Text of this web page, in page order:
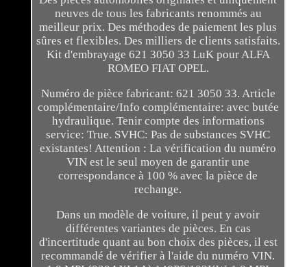
neuves de tous les fabricants renommés au
meilleur prix. Des méthodes de paiement les plus
sûres et flexibles. Des milliers de clients satisfaits.
Kit d'embrayage 621 3050 33 LuK pour ALFA
ROMEO FIAT OPEL.
Numéro de pièce fabricant: 621 3050 33. Article
complémentaire/Info complémentaire: avec butée
hydraulique. Tenir compte des informations
service: True. SVHC: Pas de substances SVHC
existantes! Attention : La vérification du numéro
VIN est le seul moyen de garantir une
correspondance à 100 % avec la pièce de
rechange.
Dans un modèle de voiture, il peut y avoir
différentes variantes de pièces. En cas
d'incertitude quant au bon choix des pièces, il est
recommandé de vérifier à l'aide du numéro VIN.